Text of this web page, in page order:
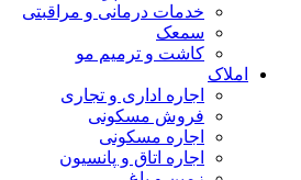
خدمات درمانی و مراقبتی
سمعک
کاشت و ترمیم مو
املاک
اجاره اداری و تجاری
فروش مسکونی
اجاره مسکونی
اجاره اتاق و پانسیون